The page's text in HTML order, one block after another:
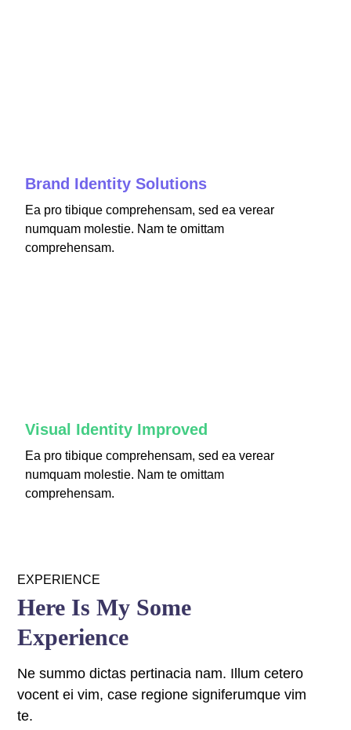
Brand Identity Solutions
Ea pro tibique comprehensam, sed ea verear
numquam molestie. Nam te omittam
comprehensam.
Visual Identity Improved
Ea pro tibique comprehensam, sed ea verear
numquam molestie. Nam te omittam
comprehensam.
EXPERIENCE
Here Is My Some
Experience
Ne summo dictas pertinacia nam. Illum cetero
vocent ei vim, case regione signiferumque vim
te.